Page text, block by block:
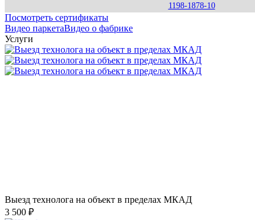
1198-1878-10
Посмотреть сертификаты
Видео паркетаВидео о фабрике
Услуги
Выезд технолога на объект в пределах МКАД
3 500 ₽